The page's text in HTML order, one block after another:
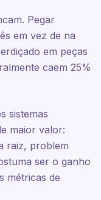
Pegar
em vez de na
em peças
caem 25%
sistemas
maior valor:
raiz, problem
ser o ganho
métricas de